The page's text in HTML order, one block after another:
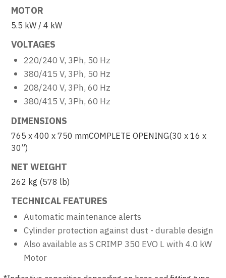
MOTOR
5.5 kW / 4 kW
VOLTAGES
220/240 V, 3Ph, 50 Hz
380/415 V, 3Ph, 50 Hz
208/240 V, 3Ph, 60 Hz
380/415 V, 3Ph, 60 Hz
DIMENSIONS
765 x 400 x 750 mmCOMPLETE OPENING(30 x 16 x
30”)
NET WEIGHT
262 kg (578 lb)
TECHNICAL FEATURES
Automatic maintenance alerts
Cylinder protection against dust - durable design
Also available as S CRIMP 350 EVO L with 4.0 kW
Motor